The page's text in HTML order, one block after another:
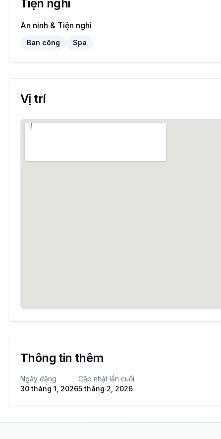
Tiện nghi
An ninh & Tiện nghi
Ban công Spa
Vị trí
Thông tin thêm
Ngày đăng
30 tháng 1, 2026
Cập nhật lần cuối
5 tháng 2, 2026